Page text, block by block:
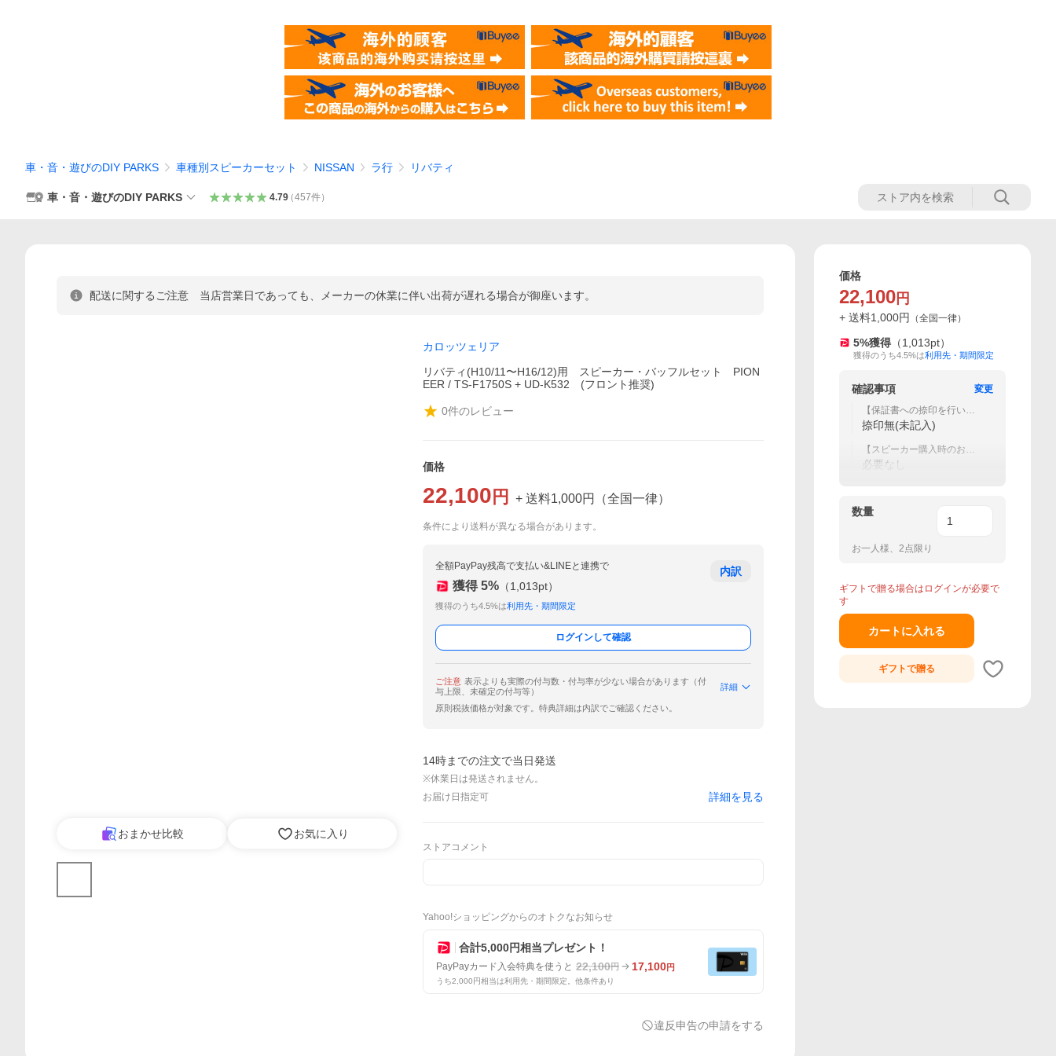
車・音・遊びのDIY PARKS 車種別スピーカーセット NISSAN ラ行 リバティ
車・音・遊びのDIY PARKS 4.79（457件）
配送に関するご注意 当店営業日であっても、メーカーの休業に伴い出荷が遅れる場合が御座います。
おまかせ比較 お気に入り
カロッツェリア
リバティ(H10/11〜H16/12)用 スピーカー・バッフルセット PION
EER / TS-F1750S + UD-K532 (フロント推奨)
0件のレビュー
価格
22,100 円 + 送料1,000円 （全国一律）
条件により送料が異なる場合があります。
全額PayPay残高で支払い&LINEと連携で
獲得 5% （1,013pt）
獲得のうち4.5%は利用先・期間限定
内訳
ログインして確認
ご注意 表示よりも実際の付与数・付与率が少ない場合があります（付
与上限、未確定の付与等）
詳細
原則税抜価格が対象です。特典詳細は内訳でご確認ください。
14時までの注文で当日発送
※休業日は発送されません。
お届け日指定可
詳細を見る
ストアコメント
Yahoo!ショッピングからのオトクなお知らせ
合計5,000円相当プレゼント！
PayPayカード入会特典を使うと 22,100円 17,100円
うち2,000円相当は利用先・期間限定。他条件あり
違反申告の申請をする
価格
22,100 円
+ 送料1,000円 （全国一律）
5%獲得 （1,013pt）
獲得のうち4.5%は利用先・期間限定
確認事項
変更
【保証書への捺印を行いま
すか？】
捺印無(未記入)
【スピーカー購入時のお勧
めオプション】
必要なし
数量
お一人様、2点限り
ギフトで贈る場合はログインが必要で
す
カートに入れる
ギフトで贈る